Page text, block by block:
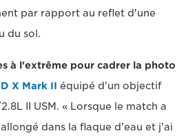
par rapport au reflet d'une
du sol.
à l'extrême pour cadrer la photo
X Mark II équipé d'un objectif
II USM. « Lorsque le match a
dans la flaque d'eau et j'ai